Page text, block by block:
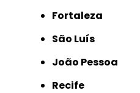
Fortaleza
São Luís
João Pessoa
Recife